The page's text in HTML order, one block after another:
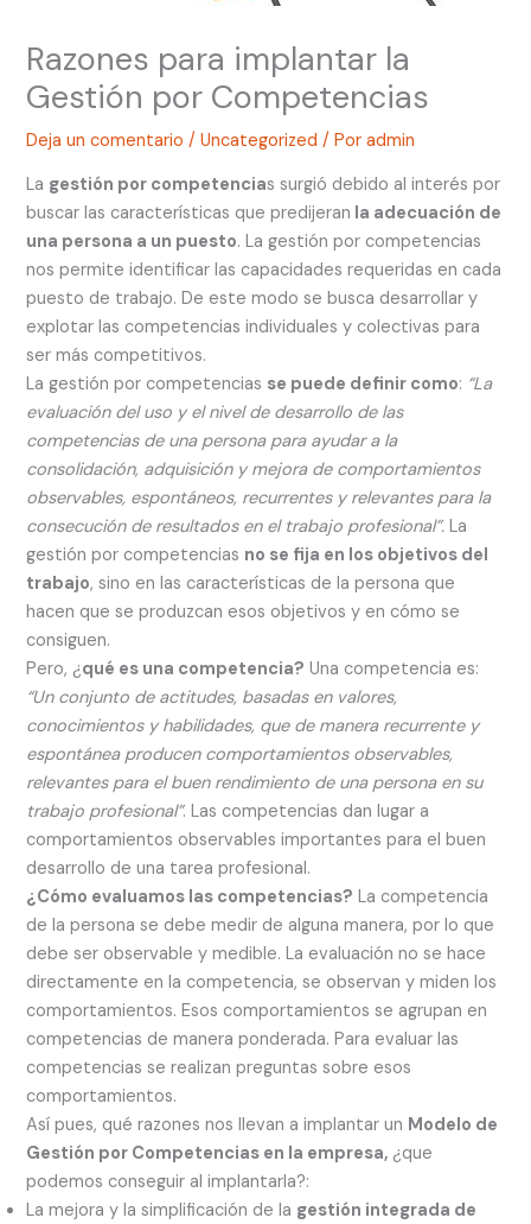
Razones para implantar la
Gestión por Competencias
Deja un comentario /Uncategorized / Poradmin
La gestión por competencias surgió debido al interés por
buscar las características que predijeran la adecuación de
una persona a un puesto. La gestión por competencias
nos permite identificar las capacidades requeridas en cada
puesto de trabajo. De este modo se busca desarrollar y
explotar las competencias individuales y colectivas para
ser más competitivos.
La gestión por competencias se puede definir como: “La
evaluación del uso y el nivel de desarrollo de las
competencias de una persona para ayudar a la
consolidación, adquisición y mejora de comportamientos
observables, espontáneos, recurrentes y relevantes para la
consecución de resultados en el trabajo profesional”. La
gestión por competencias no se fija en los objetivos del
trabajo, sino en las características de la persona que
hacen que se produzcan esos objetivos y en cómo se
consiguen.
Pero, ¿qué es una competencia? Una competencia es:
“Un conjunto de actitudes, basadas en valores,
conocimientos y habilidades, que de manera recurrente y
espontánea producen comportamientos observables,
relevantes para el buen rendimiento de una persona en su
trabajo profesional”. Las competencias dan lugar a
comportamientos observables importantes para el buen
desarrollo de una tarea profesional.
¿Cómo evaluamos las competencias? La competencia
de la persona se debe medir de alguna manera, por lo que
debe ser observable y medible. La evaluación no se hace
directamente en la competencia, se observan y miden los
comportamientos. Esos comportamientos se agrupan en
competencias de manera ponderada. Para evaluar las
competencias se realizan preguntas sobre esos
comportamientos.
Así pues, qué razones nos llevan a implantar un Modelo de
Gestión por Competencias en la empresa, ¿que
podemos conseguir al implantarla?:
La mejora y la simplificación de la gestión integrada de